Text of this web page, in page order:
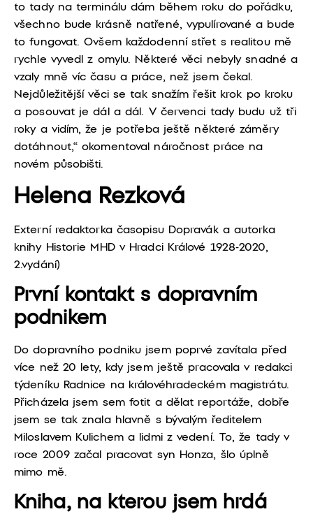
to tady na terminálu dám během roku do pořádku,
všechno bude krásně natřené, vypulírované a bude
to fungovat. Ovšem každodenní střet s realitou mě
rychle vyvedl z omylu. Některé věci nebyly snadné a
vzaly mně víc času a práce, než jsem čekal.
Nejdůležitější věci se tak snažím řešit krok po kroku
a posouvat je dál a dál. V červenci tady budu už tři
roky a vidím, že je potřeba ještě některé záměry
dotáhnout,“ okomentoval náročnost práce na
novém působišti.
Helena Rezková
Externí redaktorka časopisu Dopravák a autorka
knihy Historie MHD v Hradci Králové 1928-2020,
2.vydání)
První kontakt s dopravním
podnikem
Do dopravního podniku jsem poprvé zavítala před
více než 20 lety, kdy jsem ještě pracovala v redakci
týdeníku Radnice na královéhradeckém magistrátu.
Přicházela jsem sem fotit a dělat reportáže, dobře
jsem se tak znala hlavně s bývalým ředitelem
Miloslavem Kulichem a lidmi z vedení. To, že tady v
roce 2009 začal pracovat syn Honza, šlo úplně
mimo mě.
Kniha, na kterou jsem hrdá